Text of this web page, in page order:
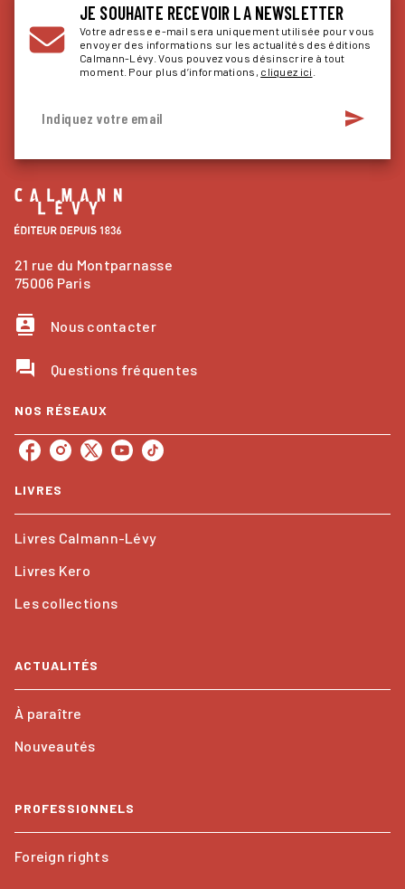
JE SOUHAITE RECEVOIR LA NEWSLETTER
Votre adresse e-mail sera uniquement utilisée pour vous
envoyer des informations sur les actualités des éditions
Calmann-Lévy. Vous pouvez vous désinscrire à tout
moment. Pour plus d’informations, cliquez ici
Indiquez votre email send
21 rue du Montparnasse
75006 Paris
contacts Nous contacter
question_answer Questions fréquentes
NOS RÉSEAUX
LIVRES
Livres Calmann-Lévy
Livres Kero
Les collections
ACTUALITÉS
À paraître
Nouveautés
PROFESSIONNELS
Foreign rights